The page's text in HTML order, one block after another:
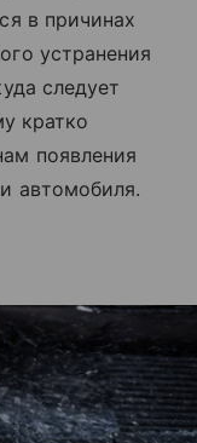
в причинах
устранения
следует
кратко
появления
автомобиля.